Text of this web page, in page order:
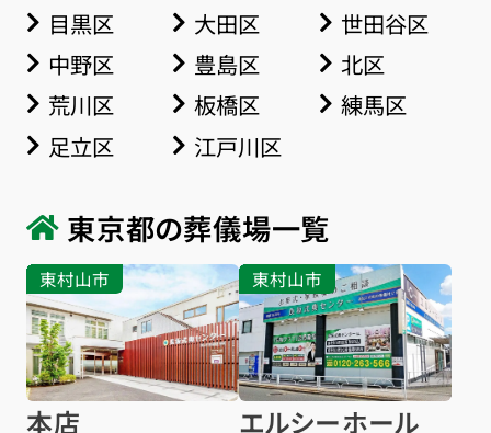
目黒区
大田区
世田谷区
中野区
豊島区
北区
荒川区
板橋区
練馬区
足立区
江戸川区
東京都の葬儀場一覧
東村山市
本店
東村山市
エルシーホール